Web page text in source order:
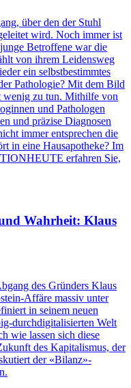
über den der Stuhl
wird. Noch immer ist
Betroffene war die
von ihrem Leidensweg
ein selbstbestimmtes
Pathologie? Mit dem Bild
wenig zu tun. Mithilfe von
und Pathologen
und präzise Diagnosen
immer entsprechen die
in eine Hausapotheke? Im
erfahren Sie,
Wahrheit: Klaus
des Gründers Klaus
Affäre massiv unter
in seinem neuen
durchdigitalisierten Welt
wie lassen sich diese
des Kapitalismus, der
der «Bilanz»-